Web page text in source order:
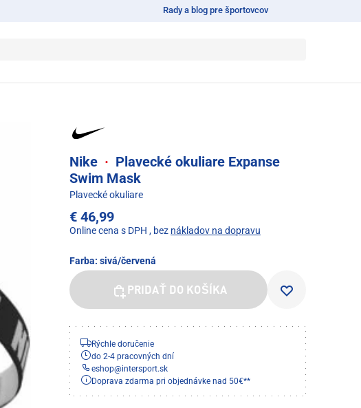
Rady a blog pre športovcov
Nike · Plavecké okuliare Expanse
Swim Mask
Plavecké okuliare
€ 46,99
Online cena s DPH , bez nákladov na dopravu
Farba: sivá/červená
PRIDAŤ DO KOŠÍKA
Rýchle doručenie
do 2-4 pracovných dní
eshop@intersport.sk
Doprava zdarma pri objednávke nad 50€**